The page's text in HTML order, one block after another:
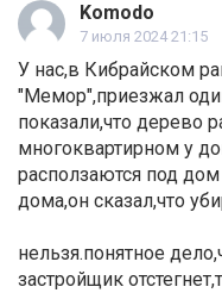
Komodo
7 июля 2024 21:15
У нас,в Кибрайском
"Мемор",приезжал
показали,что дерево
многоквартирном у
расползаются под
дома,он сказал,что
нельзя.понятное
застройщик